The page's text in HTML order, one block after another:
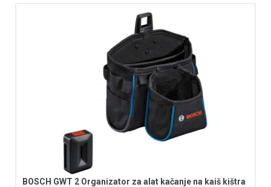
BOSCH GWT 2 Organizator za alat kačanje na kaiš kištra